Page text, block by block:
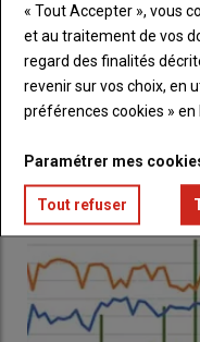
Adapter les
prairial
17 mars 2021
Depuis plusieurs
sur la récolte de l’herbe.
« Tout Accepter », vous
et au traitement de vos
regard des finalités
revenir sur vos choix, en
préférences cookies » en
Paramétrer mes
Tout refuser